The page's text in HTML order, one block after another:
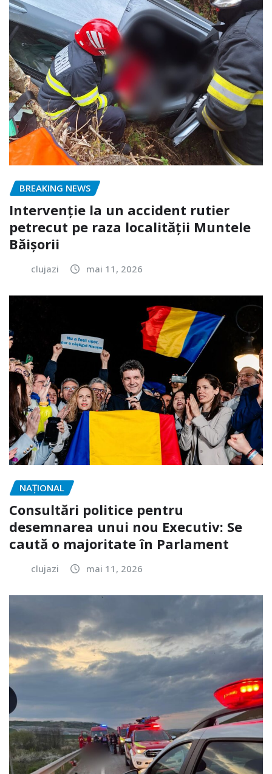
BREAKING NEWS
Intervenție la un accident rutier
petrecut pe raza localității Muntele
Băișorii
clujazi mai 11, 2026
NAŢIONAL
Consultări politice pentru
desemnarea unui nou Executiv: Se
caută o majoritate în Parlament
clujazi mai 11, 2026